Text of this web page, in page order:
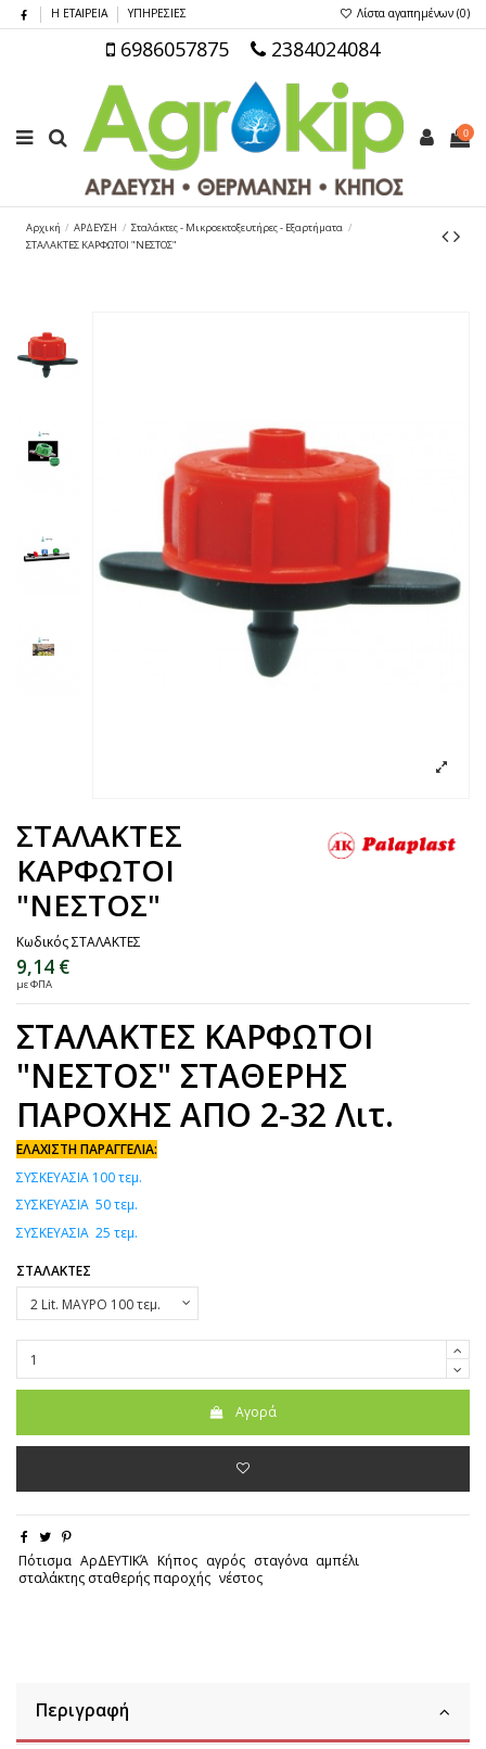
Η ΕΤΑΙΡΕΙΑ ΥΠΗΡΕΣΙΕΣ Λίστα αγαπημένων (0)
6986057875 2384024084
0
Αρχική ΑΡΔΕΥΣΗ
Σταλάκτες - Μικροεκτοξευτήρες - Εξαρτήματα
ΣΤΑΛΑΚΤΕΣ ΚΑΡΦΩΤΟΙ "ΝΕΣΤΟΣ"
ΣΤΑΛΑΚΤΕΣ
ΚΑΡΦΩΤΟΙ
"ΝΕΣΤΟΣ"
ΚωδικόςΣΤΑΛΑΚΤΕΣ
9,14 €
με ΦΠΑ
ΣΤΑΛΑΚΤΕΣ ΚΑΡΦΩΤΟΙ
"ΝΕΣΤΟΣ" ΣΤΑΘΕΡΗΣ
ΠΑΡΟΧΗΣ ΑΠΟ 2-32 Λιτ.
ΕΛΑΧΙΣΤΗ ΠΑΡΑΓΓΕΛΙΑ:
ΣΥΣΚΕΥΑΣΙΑ 100 τεμ.
ΣΥΣΚΕΥΑΣΙΑ 50 τεμ.
ΣΥΣΚΕΥΑΣΙΑ 25 τεμ.
ΣΤΑΛΑΚΤΕΣ
Αγορά
Πότισμα ΑρΔΕΥΤΙΚΆ Κήπος αγρός σταγόνα αμπέλι
σταλάκτης σταθερής παροχής νέστος
Περιγραφή